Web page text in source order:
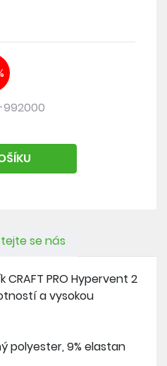
992000
se nás
PRO Hypervent 2
a vysokou
polyester, 9% elastan